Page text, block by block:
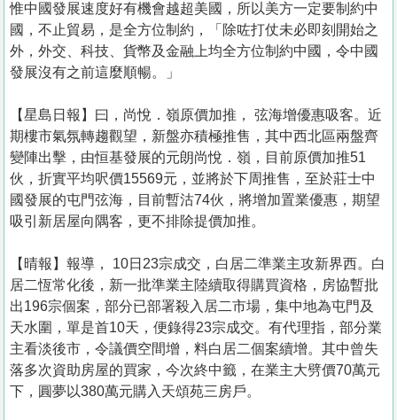
惟中國發展速度好有機會越超美國，所以美方一定要制約中
國，不止貿易，是全方位制約，「除咗打仗未必即刻開始之
外，外交、科技、貨幣及金融上均全方位制約中國，令中國
發展沒有之前這麼順暢。」
【星島日報】曰，尚悅．嶺原價加推， 弦海增優惠吸客。近
期樓市氣氛轉趨觀望，新盤亦積極推售，其中西北區兩盤齊
變陣出擊，由恒基發展的元朗尚悅．嶺，目前原價加推51
伙，折實平均呎價15569元，並將於下周推售，至於莊士中
國發展的屯門弦海，目前暫沽74伙，將增加置業優惠，期望
吸引新居屋向隅客，更不排除提價加推。
【晴報】報導， 10日23宗成交，白居二準業主攻新界西。白
居二恆常化後，新一批準業主陸續取得購買資格，房協暫批
出196宗個案，部分已部署殺入居二市場，集中地為屯門及
天水圍，單是首10天，便錄得23宗成交。有代理指，部分業
主看淡後市，令議價空間增，料白居二個案續增。其中曾失
落多次資助房屋的買家，今次終中籤，在業主大劈價70萬元
下，圓夢以380萬元購入天頌苑三房戶。